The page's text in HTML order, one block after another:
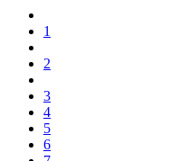
1
2
3
4
5
6